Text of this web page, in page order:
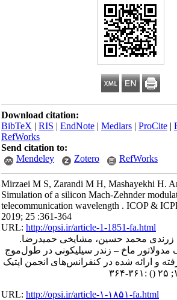
Download citation:
BibTeX|RIS|EndNote|Medlars|ProCite
RefWorks
Send citation to:
Mendeley
Zotero RefWorks
Mirzaei M S, Zarandi M H, Mashayekhi H.
Simulation of a silicon Mach-Zehnder
telecommunication wavelength . ICOP &
2019; 25 :361-364
URL:http://opsi.ir/article-1-1851-fa.html
محمد حسین، مشایخی حمیدرضا.
ماخ – زندر سیلیکونی در طول‌موج
و ارائه شده در کنفرانس‌های انجمن اپتیک
() :۳۶۱-۳۶۴
URL:http://opsi.ir/article-۱-۱۸۵۱-fa.html